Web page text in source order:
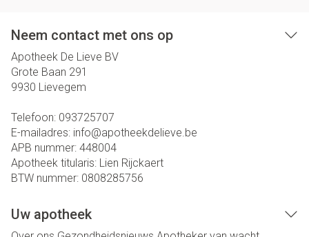
Neem contact met ons op
Apotheek De Lieve BV
Grote Baan 291
9930 Lievegem
Telefoon: 093725707
E-mailadres: info@apotheekdelieve.be
APB nummer: 448004
Apotheek titularis: Lien Rijckaert
BTW nummer: 0808285756
Uw apotheek